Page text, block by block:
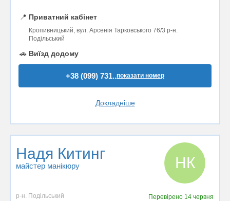
📍 Приватний кабінет
Кропивницький, вул. Арсенія Тарковського 76/3 р-н.
Подільський
🚗 Виїзд додому
+38 (099) 731..показати номер
Докладніше
Надя Китинг
майстер манікюру НК
р-н. Подільський Перевірено 14 червня